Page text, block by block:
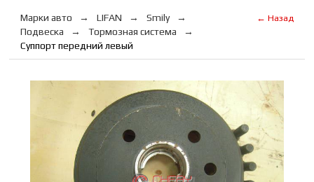
Марки авто LIFAN
Smily
Подвеска
Тормозная система
Суппорт передний левый
← Назад